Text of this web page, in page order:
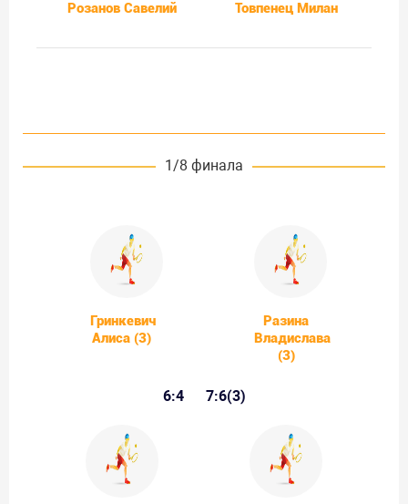
Розанов Савелий Товпенец Милан
1/8 финала
Гринкевич
Алиса (3)
Разина
Владислава
(3)
6:4 7:6(3)